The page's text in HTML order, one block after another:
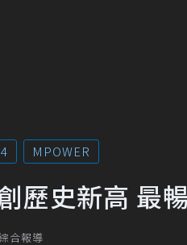
MPOWER
歷史新高 最
合報導